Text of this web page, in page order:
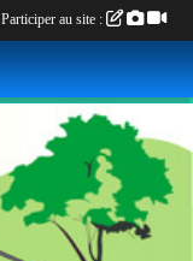
Participer au site :